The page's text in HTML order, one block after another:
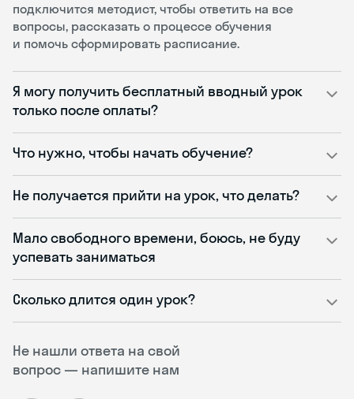
Не нашли ответа на свой
вопрос — напишите нам
подключится методист, чтобы ответить на все
вопросы, рассказать о процессе обучения
и помочь сформировать расписание.
Я могу получить бесплатный вводный урок
только после оплаты?
Что нужно, чтобы начать обучение?
Не получается прийти на урок, что делать?
Мало свободного времени, боюсь, не буду
успевать заниматься
Сколько длится один урок?